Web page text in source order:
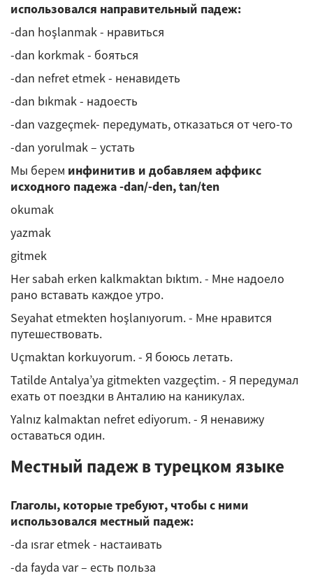
использовался направительный падеж:
-dan hoşlanmak - нравиться
-dan korkmak - бояться
-dan nefret etmek - ненавидеть
-dan bıkmak - надоесть
-dan vazgeçmek- передумать, отказаться от чего-то
-dan yorulmak – устать
Мы берем инфинитив и добавляем аффикс
исходного падежа -dan/-den, tan/ten
okumak
yazmak
gitmek
Her sabah erken kalkmaktan bıktım. - Мне надоело
рано вставать каждое утро.
Seyahat etmekten hoşlanıyorum. - Мне нравится
путешествовать.
Uçmaktan korkuyorum. - Я боюсь летать.
Tatilde Antalya’ya gitmekten vazgeçtim. - Я передумал
ехать от поездки в Анталию на каникулах.
Yalnız kalmaktan nefret ediyorum. - Я ненавижу
оставаться один.
Местный падеж в турецком языке
Глаголы, которые требуют, чтобы с ними
использовался местный падеж:
-da ısrar etmek - настаивать
-da fayda var – есть польза